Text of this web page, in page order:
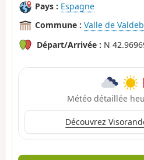
Pays : Espagne
Commune : Valle de
Départ/Arrivée : N
Météo détaillée
Découvrez